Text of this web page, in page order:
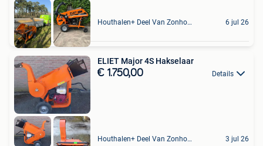
Houthalen+ Deel Van Zonhoven En Zolder 6 jul 26
ELIET Major 4S Hakselaar
€ 1.750,00 Details
Houthalen+ Deel Van Zonhoven En Zolder 3 jul 26